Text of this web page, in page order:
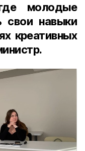
молодые
свои навыки
креативных